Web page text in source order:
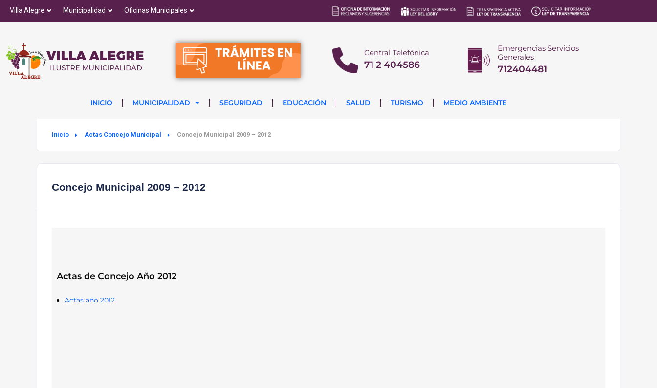
Villa Alegre Municipalidad Oficinas Municipales
Central Telefónica
71 2 404586
Emergencias Servicios
Generales
712404481
INICIO MUNICIPALIDAD SEGURIDAD EDUCACIÓN SALUD TURISMO MEDIO AMBIENTE
Inicio Actas Concejo Municipal Concejo Municipal 2009 – 2012
Concejo Municipal 2009 – 2012
Actas de Concejo Año 2012
Actas año 2012